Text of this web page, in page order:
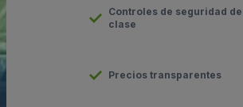
Controles de seguridad
clase
Precios transparentes